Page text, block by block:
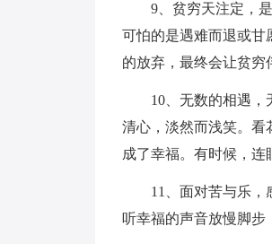
9、贫穷天注定，
可怕的是遇难而退或甘
的放弃，最终会让贫穷
10、无数的相遇
清心，淡然而浅笑。看
成了幸福。有时候，连
11、面对苦与乐
听幸福的声音放慢脚步